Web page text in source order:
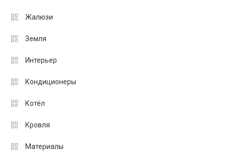
Жалюзи
Земля
Интерьер
Кондиционеры
Котёл
Кровля
Материалы